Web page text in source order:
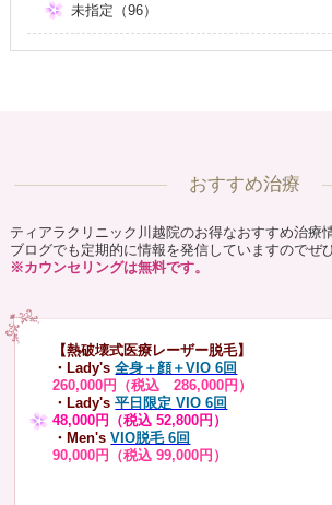
未指定（96）
おすすめ治療
ティアラクリニック川越院のお得なおすすめ治療
ブログでも定期的に情報を発信していますのでぜ
※カウンセリングは無料です。
【熱破壊式医療レーザー脱毛】
・Lady's 全身＋顔＋VIO 6回
260,000円（税込 286,000円）
・Lady's平日限定 VIO 6回
48,000円（税込 52,800円）
・Men's VIO脱毛 6回
90,000円（税込 99,000円）